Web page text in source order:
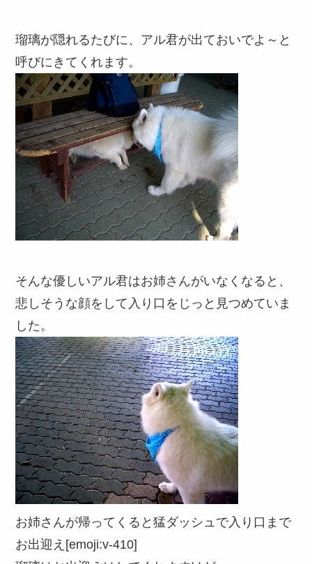
瑠璃が隠れるたびに、アル君が出ておいでよ～と
呼びにきてくれます。
そんな優しいアル君はお姉さんがいなくなると、
悲しそうな顔をして入り口をじっと見つめていま
した。
お姉さんが帰ってくると猛ダッシュで入り口まで
お出迎え[emoji:v-410]